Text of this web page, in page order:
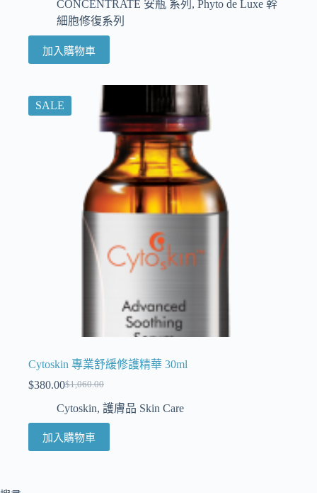
CONCENTRATE 安瓶 系列 , Phyto de Luxe 幹
細胞修復系列
加入購物車
SALE
Cytoskin 專業舒緩修護精華 30ml
$1,060.00
$380.00
Cytoskin, 護膚品 Skin Care
加入購物車